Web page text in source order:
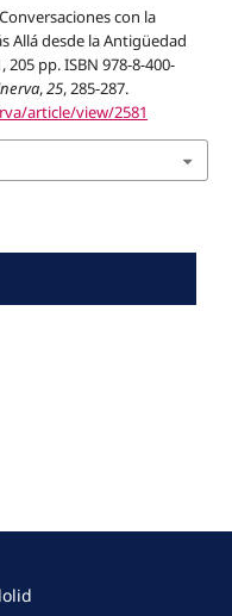
con la
Allá desde la Antigüedad
205 pp. ISBN 978-8-400-
,25, 285-287.
article/view/2581